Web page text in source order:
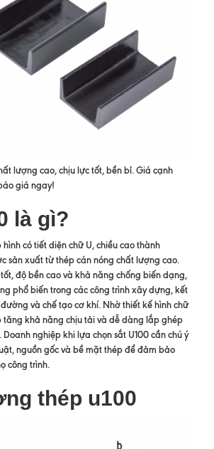
lượng cao, chịu lực tốt, bền bỉ. Giá cạnh
giá ngay!
là gì?
có tiết diện chữ U, chiều cao thành
sản xuất từ thép cán nóng chất lượng cao.
độ bền cao và khả năng chống biến dạng,
phổ biến trong các công trình xây dựng, kết
và chế tạo cơ khí. Nhờ thiết kế hình chữ
tăng khả năng chịu tải và dễ dàng lắp ghép
nghiệp khi lựa chọn sắt U100 cần chú ý
nguồn gốc và bề mặt thép để đảm bảo
công trình.
thép u100